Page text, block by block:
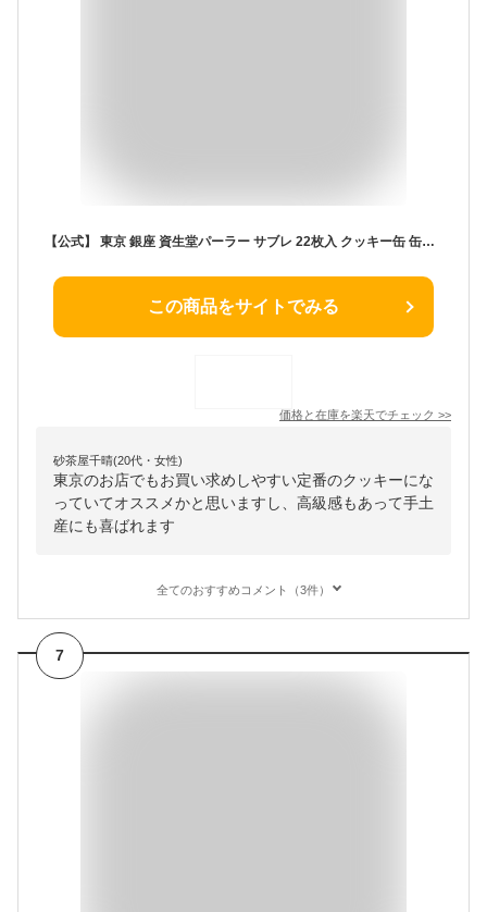
【公式】 東京 銀座 資生堂パーラー サブレ 22枚入 クッキー缶 缶入りクッキー 2種22枚 詰め合わせ 個包装 小分け お菓子 焼き菓子 スイーツ 父の日 ギフト 2026 お祝い 退職 お配り 記念品 お返し お礼 御礼 内祝い 内祝 帰省 手土産 東京土産 包装 のし リボン
この商品をサイトでみる
価格と在庫を楽天でチェック >>
砂茶屋千晴(20代・女性)
東京のお店でもお買い求めしやすい定番のクッキーにな
っていてオススメかと思いますし、高級感もあって手土
産にも喜ばれます
全てのおすすめコメント（3件）
7